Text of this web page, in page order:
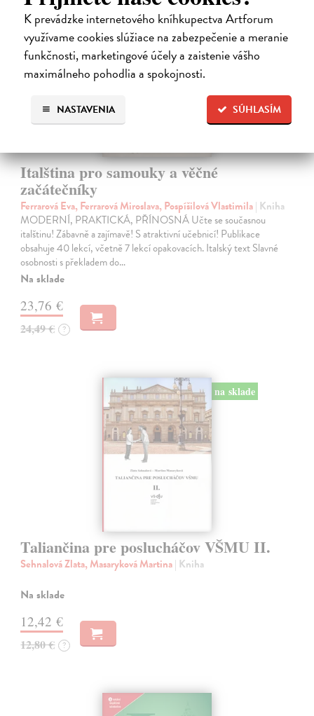
K prevádzke internetového kníhkupectva Artforum
využívame cookies slúžiace na zabezpečenie a meranie
funkčnosti, marketingové účely a zaistenie vášho
maximálneho pohodlia a spokojnosti.
SÚHLASÍM
NASTAVENIA
na sklade
Italština pro samouky a věčné
začátečníky
Ferrarová Eva, Ferrarová Miroslava, Pospíšilová Vlastimila| Kniha
MODERNÍ, PRAKTICKÁ, PŘÍNOSNÁ Učte se současnou
italštinu! Zábavně a zajímavě! S atraktivní učebnicí! Publikace
obsahuje 40 lekcí, včetně 7 lekcí opakovacích. Italský text Slavné
osobnosti s překladem do…
Na sklade
23,76 €
24,49 € ?
na sklade
Taliančina pre poslucháčov VŠMU II.
Sehnalová Zlata, Masaryková Martina| Kniha
Na sklade
12,42 €
12,80 € ?